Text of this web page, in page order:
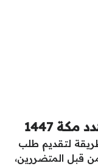
1447
لتقديم طلب
قبل المتضررين،